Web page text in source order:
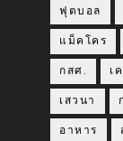
ฟุตบอล
แม็คโคร
กสศ. เ
เสวนา
อาหาร